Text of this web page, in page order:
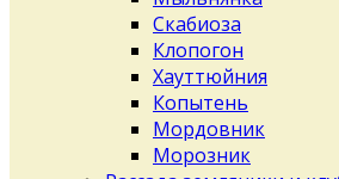
Скабиоза
Клопогон
Хауттюйния
Копытень
Мордовник
Морозник